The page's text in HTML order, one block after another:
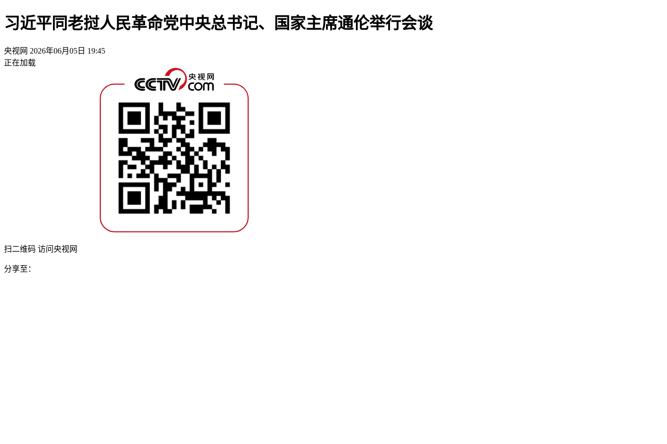
习近平同老挝人民革命党中央总书记、国家主席通伦举行会谈
央视网 2026年06月05日 19:45
正在加载
扫二维码 访问央视网
分享至：